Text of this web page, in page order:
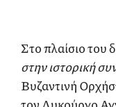
Στο πλαίσιο του
στην ιστορική
Βυζαντινή